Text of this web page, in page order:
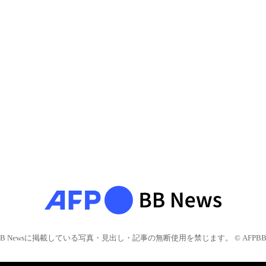
Newsに掲載している写真・見出し・記事の無断使用を禁じます。 © AFPBB